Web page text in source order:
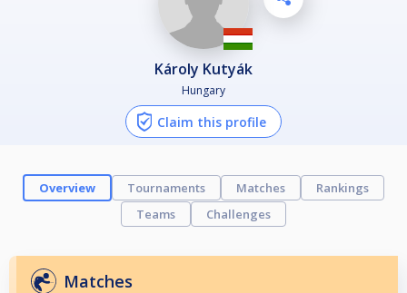
Károly Kutyák
Hungary
Claim this profile
Overview Tournaments Matches
Rankings
Teams
Challenges
Matches